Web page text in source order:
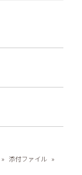
» 添付ファイル »